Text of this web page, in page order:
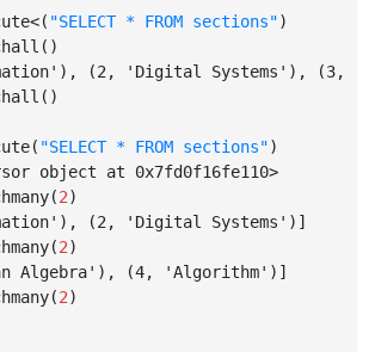
"SELECT * FROM sections")
(2, 'Digital Systems'), (3,
"SELECT * FROM sections")
object at 0x7fd0f16fe110>
2)
(2, 'Digital Systems')]
2)
Algebra'), (4, 'Algorithm')]
2)